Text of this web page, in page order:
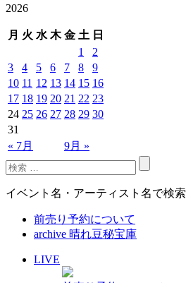
2026
月 火 水 木 金 土 日
« 7月 9月 »
1
2
3
4 5 6 7 8
9
10 11 12 13 14 15 16
17 18 19 20 21 22 23
24 25 26 27 28 29 30
31
イベント名・アーティスト名で検索
前売り予約について
archive 晴れ豆秘宝庫
LIVE